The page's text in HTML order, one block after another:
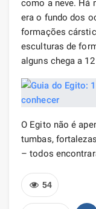
como a neve. Há
era o fundo dos
formações
esculturas de
alguns chega a
O Egito não é
tumbas,
– todos
54